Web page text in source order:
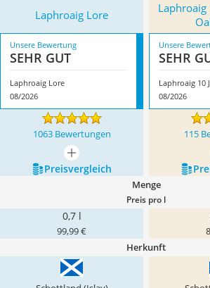
Laphroaig Lore
Laphroaig
Unsere Bewertung
SEHR GUT
Laphroaig Lore
08/2026
Unsere
SEHR
08/2026
1063 Bewertungen 115
mehr anzeigen
Preis­vergleich
Menge
Preis pro l
0,7 l
99,99 €
Herkunft